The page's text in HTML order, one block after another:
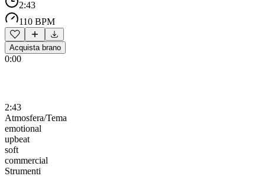
2:43
110 BPM
Acquista brano
0:00
2:43
Atmosfera/Tema
emotional
upbeat
soft
commercial
Strumenti